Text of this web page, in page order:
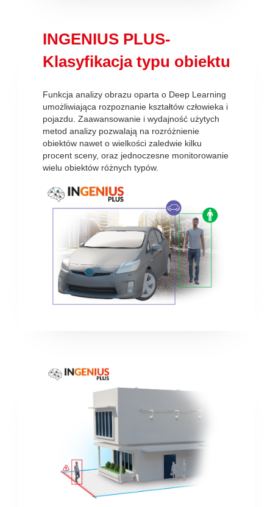
INGENIUS PLUS-
Klasyfikacja typu obiektu
Funkcja analizy obrazu oparta o Deep Learning
umożliwiająca rozpoznanie kształtów człowieka i
pojazdu. Zaawansowanie i wydajność użytych
metod analizy pozwalają na rozróżnienie
obiektów nawet o wielkości zaledwie kilku
procent sceny, oraz jednoczesne monitorowanie
wielu obiektów różnych typów.